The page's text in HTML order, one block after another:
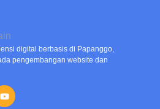
digital berbasis di Papanggo,
pengembangan website dan